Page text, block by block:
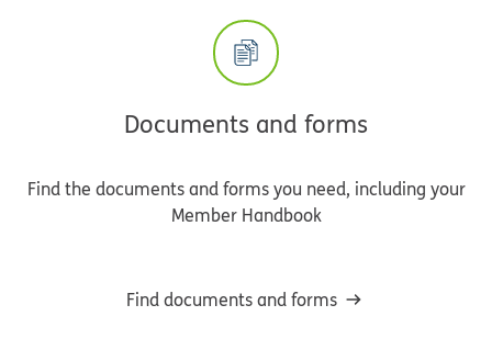
Documents and forms
Find the documents and forms you need, including your
Member Handbook
Find documents and forms